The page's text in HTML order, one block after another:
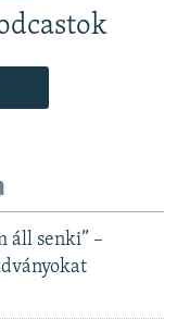
áll senki” –